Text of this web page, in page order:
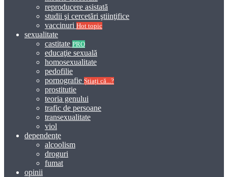
reproducere asistată
studii şi cercetări ştiinţifice
vaccinuri Hot topic
sexualitate
castitate PRO
educaţie sexuală
homosexualitate
pedofilie
pornografie Știați că...?
prostitutie
teoria genului
trafic de persoane
transexualitate
viol
dependenţe
alcoolism
droguri
fumat
opinii